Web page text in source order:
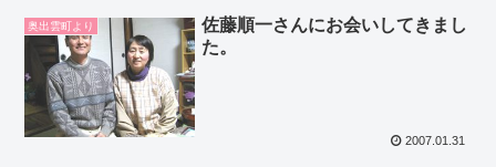
奥出雲町より
佐藤順一さんにお会いしてきまし
た。
2007.01.31